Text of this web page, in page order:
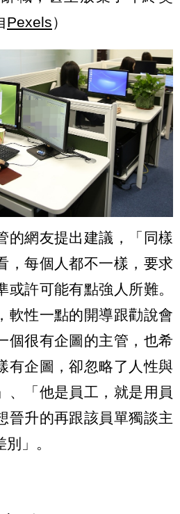
Pexels）
的網友提出建議，「同樣
，每個人都不一樣，要求
或許可能有點強人所難。
軟性一點的開導跟勸說會
個很有企圖的主管，也希
有企圖，卻忽略了人性與
、「他是員工，就是用員
晉升的再跟該員單獨談主
」。